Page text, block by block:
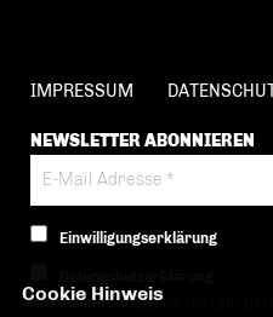
IMPRESSUM
NEWSLETTER ABONNIEREN
Einwilligungserklärung
Hiermit berechtige ich die CDU
Cookie Hinweis